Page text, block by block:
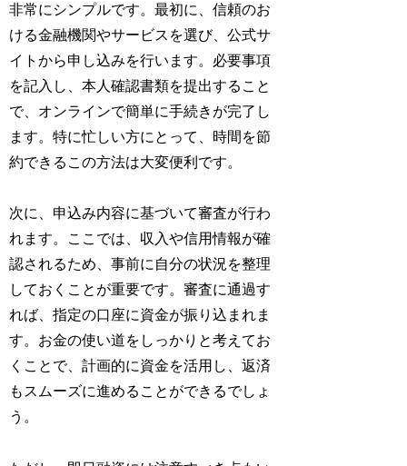
非常にシンプルです。最初に、信頼のお
ける金融機関やサービスを選び、公式サ
イトから申し込みを行います。必要事項
を記入し、本人確認書類を提出すること
で、オンラインで簡単に手続きが完了し
ます。特に忙しい方にとって、時間を節
約できるこの方法は大変便利です。
次に、申込み内容に基づいて審査が行わ
れます。ここでは、収入や信用情報が確
認されるため、事前に自分の状況を整理
しておくことが重要です。審査に通過す
れば、指定の口座に資金が振り込まれま
す。お金の使い道をしっかりと考えてお
くことで、計画的に資金を活用し、返済
もスムーズに進めることができるでしょ
う。